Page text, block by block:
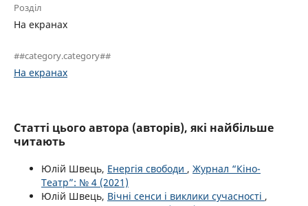
Розділ
На екранах
##category.category##
На екранах
Статті цього автора (авторів), які найбільше
читають
Юлій Швець, Енергія свободи , Журнал “Кіно-
Театр”: № 4 (2021)
Юлій Швець, Вічні сенси і виклики сучасності ,